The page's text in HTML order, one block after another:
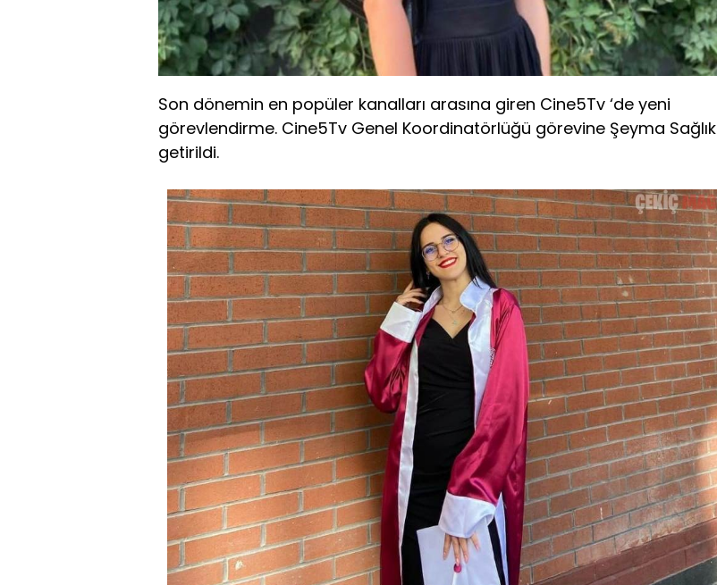
Son dönemin en popüler kanalları arasına giren Cine5Tv ‘de yeni
görevlendirme. Cine5Tv Genel Koordinatörlüğü görevine Şeyma Sağlık
getirildi.